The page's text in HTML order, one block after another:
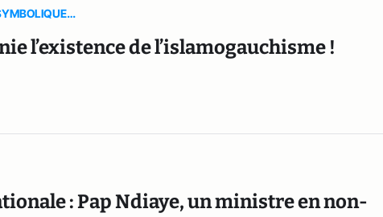
l’existence de l’islamogauchisme !
: Pap Ndiaye, un ministre en non-